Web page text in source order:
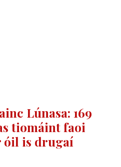
Lúnasa: 169
tiomáint faoi
is drugaí